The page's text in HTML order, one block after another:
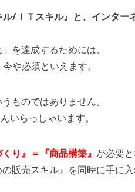
/ＩＴスキル』と、インター
を達成するためには、
や必須といえます。
ものではありません。
いらっしゃいます。
り』＝『商品構築』 が必要と
販売スキル』を同時に手に